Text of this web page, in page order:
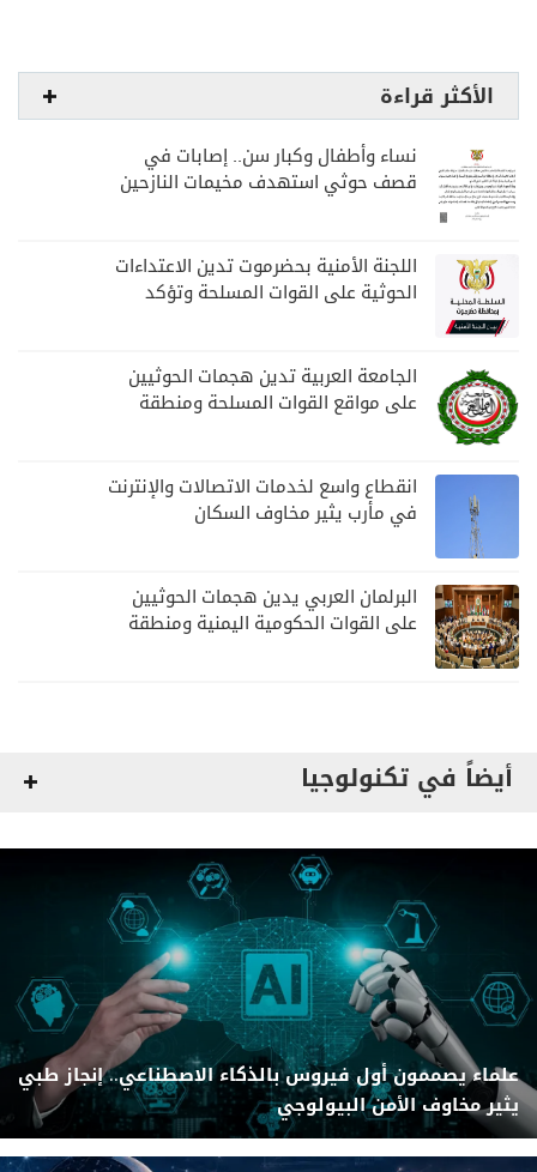
الأكثر قراءة
نساء وأطفال وكبار سن.. إصابات في
قصف حوثي استهدف مخيمات النازحين
اللجنة الأمنية بحضرموت تدين الاعتداءات
الحوثية على القوات المسلحة وتؤكد
الجامعة العربية تدين هجمات الحوثيين
على مواقع القوات المسلحة ومنطقة
انقطاع واسع لخدمات الاتصالات والإنترنت
في مأرب يثير مخاوف السكان
البرلمان العربي يدين هجمات الحوثيين
على القوات الحكومية اليمنية ومنطقة
أيضاً في تكنولوجيا
علماء يصممون أول فيروس بالذكاء الاصطناعي.. إنجاز طبي
يثير مخاوف الأمن البيولوجي